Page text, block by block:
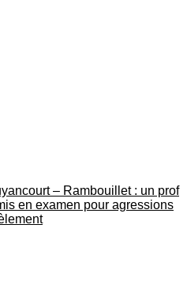
Actu
– Rambouillet : un prof
en examen pour agressions